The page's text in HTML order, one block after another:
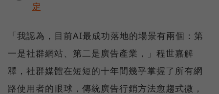
定
「我認為，目前AI最成功落地的場景有兩個：第
一是社群網站、第二是廣告產業，」程世嘉解
釋，社群媒體在短短的十年間幾乎掌握了所有網
路使用者的眼球，傳統廣告行銷方法愈趨式微，